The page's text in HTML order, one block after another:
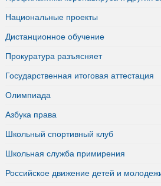
Национальные проекты
Дистанционное обучение
Прокуратура разъясняет
Государственная итоговая аттестация
Олимпиада
Азбука права
Школьный спортивный клуб
Школьная служба примирения
Российское движение детей и